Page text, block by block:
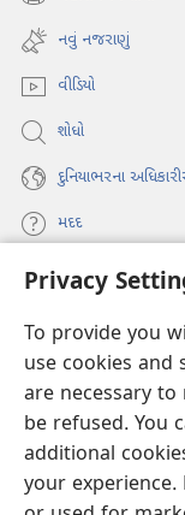
Privacy
To provide you
use cookies and
are necessary
be refused. You
additional
your
window)
(opens
new
window)
નવું નજરાણું
વીડિયો
શોધો
દુનિયાભરના
મદદ
દાન
new
window)વોચટાવર ઓનલાઇન
(opens
new
window)JW Hub
(opens
new
window)